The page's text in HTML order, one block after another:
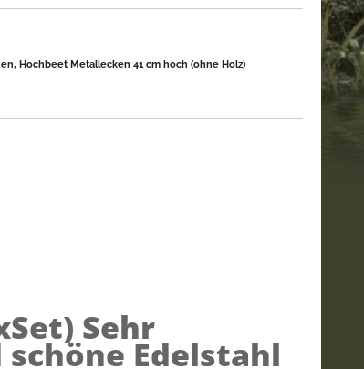
Hochbeet Metallecken 41 cm hoch (ohne Holz)
Sehr
Edelstahl